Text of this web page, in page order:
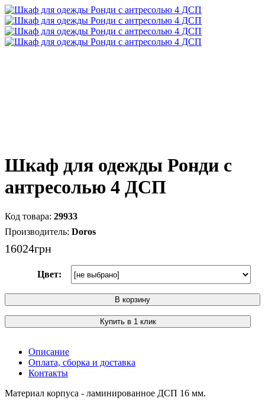
Шкаф для одежды Ронди с
антресолью 4 ДСП
29933
Doros
16024грн
Цвет:
В корзину
Купить в 1 клик
Описание
Оплата, сборка и доставка
Контакты
Материал корпуса - ламинированное ДСП 16 мм.